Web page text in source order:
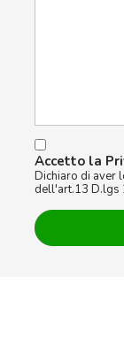
Accetto la
Dichiaro di aver
dell'art.13 D.lgs